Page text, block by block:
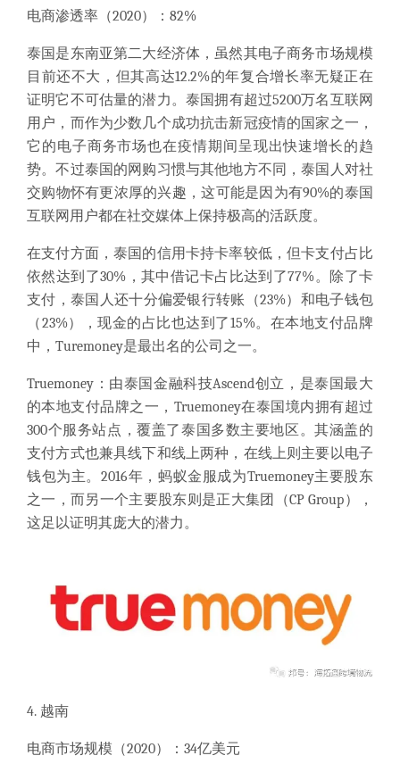
电商渗透率（2020）：82%
泰国是东南亚第二大经济体，虽然其电子商务市场规模
目前还不大，但其高达12.2%的年复合增长率无疑正在
证明它不可估量的潜力。泰国拥有超过5200万名互联网
用户，而作为少数几个成功抗击新冠疫情的国家之一，
它的电子商务市场也在疫情期间呈现出快速增长的趋
势。不过泰国的网购习惯与其他地方不同，泰国人对社
交购物怀有更浓厚的兴趣，这可能是因为有90%的泰国
互联网用户都在社交媒体上保持极高的活跃度。
在支付方面，泰国的信用卡持卡率较低，但卡支付占比
依然达到了30%，其中借记卡占比达到了77%。除了卡
支付，泰国人还十分偏爱银行转账（23%）和电子钱包
（23%），现金的占比也达到了15%。在本地支付品牌
中，Turemoney是最出名的公司之一。
Truemoney：由泰国金融科技Ascend创立，是泰国最大
的本地支付品牌之一，Truemoney在泰国境内拥有超过
300个服务站点，覆盖了泰国多数主要地区。其涵盖的
支付方式也兼具线下和线上两种，在线上则主要以电子
钱包为主。2016年，蚂蚁金服成为Truemoney主要股东
之一，而另一个主要股东则是正大集团（CP Group），
这足以证明其庞大的潜力。
4. 越南
电商市场规模（2020）：34亿美元